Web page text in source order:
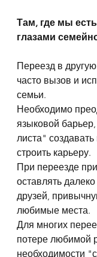
Там, где мы
глазами
Переезд в
часто вызов и
семьи.
Необходимо
языковой барьер,
листа"
строить карьеру.
При переезде
оставлять
друзей,
любимые места.
Для многих
потере любимой
необходимости